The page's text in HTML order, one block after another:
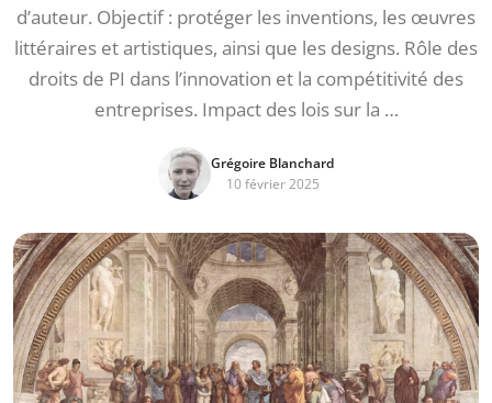
d’auteur. Objectif : protéger les inventions, les œuvres
littéraires et artistiques, ainsi que les designs. Rôle des
droits de PI dans l’innovation et la compétitivité des
entreprises. Impact des lois sur la …
Grégoire Blanchard
10 février 2025